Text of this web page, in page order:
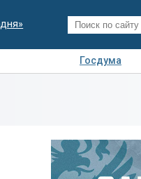
Госдума